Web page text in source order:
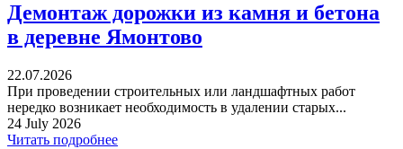
Демонтаж дорожки из камня и бетона
в деревне Ямонтово
22.07.2026
При проведении строительных или ландшафтных работ
нередко возникает необходимость в удалении старых...
24 July 2026
Читать подробнее